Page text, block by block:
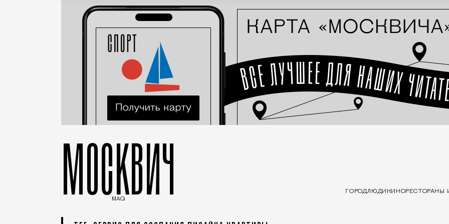
МОСКВИЧ
MAG
ГОРОДЛЮДИ КИНОРЕСТОРАНЫ